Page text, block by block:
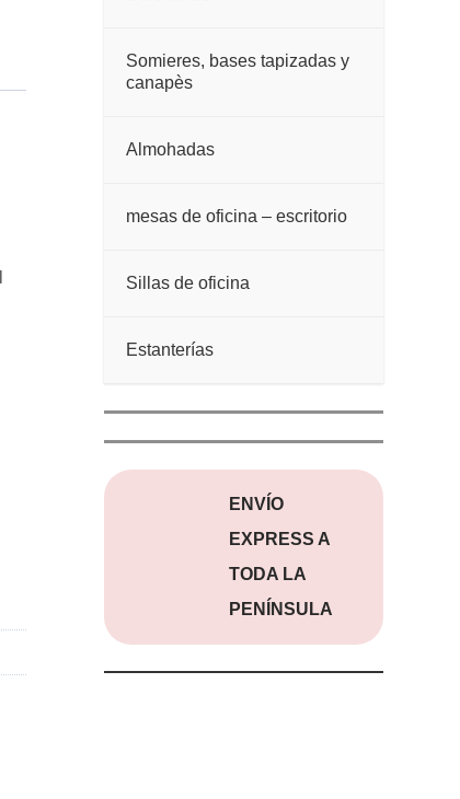
Somieres, bases tapizadas y
canapès
Almohadas
mesas de oficina – escritorio
Sillas de oficina
Estanterías
ENVÍO
EXPRESS A
TODA LA
PENÍNSULA